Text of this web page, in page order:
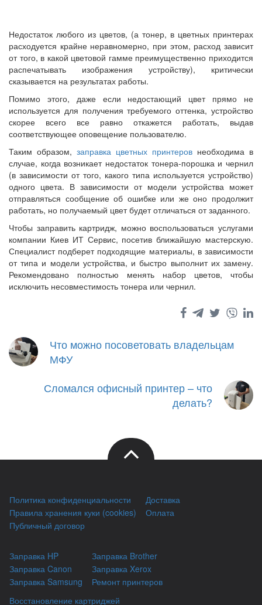
Недостаток любого из цветов, (а тонер, в цветных принтерах
расходуется крайне неравномерно, при этом, расход зависит
от того, в какой цветовой гамме преимущественно приходится
распечатывать изображения устройству), критически
сказывается на результатах работы.
Помимо этого, даже если недостающий цвет прямо не
используется для получения требуемого оттенка, устройство
скорее всего все равно откажется работать, выдав
соответствующее оповещение пользователю.
Таким образом, заправка цветных принтеров необходима в
случае, когда возникает недостаток тонера-порошка и чернил
(в зависимости от того, какого типа используется устройство)
одного цвета. В зависимости от модели устройства может
отправляться сообщение об ошибке или же оно продолжит
работать, но получаемый цвет будет отличаться от заданного.
Чтобы заправить картридж, можно воспользоваться услугами
компании Киев ИТ Сервис, посетив ближайшую мастерскую.
Специалист подберет подходящие материалы, в зависимости
от типа и модели устройства, и быстро выполнит их замену.
Рекомендовано полностью менять набор цветов, чтобы
исключить несовместимость тонера или чернил.
Что можно посоветовать владельцам
МФУ
Сломался офисный принтер – что
делать?
Политика конфиденциальности
Правила хранения куки (cookies)
Публичный договор
Доставка
Оплата
Заправка HP
Заправка Canon
Заправка Samsung
Заправка Brother
Заправка Xerox
Ремонт принтеров
Восстановление картриджей